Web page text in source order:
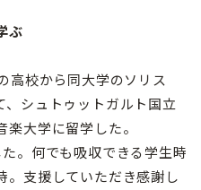
ぶ
高校から同大学のソリス
、シュトゥットガルト国立
大学に留学した。
。何でも吸収できる学生時
。支援していただき感謝し